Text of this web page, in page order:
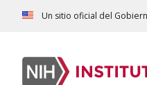
Un sitio oficial del